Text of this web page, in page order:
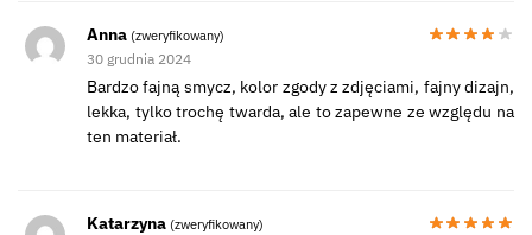
Anna (zweryfikowany)
30 grudnia 2024
Bardzo fajną smycz, kolor zgody z zdjęciami, fajny dizajn,
lekka, tylko trochę twarda, ale to zapewne ze względu na
ten materiał.
Katarzyna (zweryfikowany)